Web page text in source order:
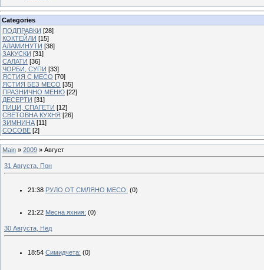
Categories
ПОДПРАВКИ [28]
КОКТЕЙЛИ [15]
АЛАМИНУТИ [38]
ЗАКУСКИ [31]
САЛАТИ [36]
ЧОРБИ, СУПИ [33]
ЯСТИЯ С МЕСО [70]
ЯСТИЯ БЕЗ МЕСО [35]
ПРАЗНИЧНО МЕНЮ [22]
ДЕСЕРТИ [31]
ПИЦИ, СПАГЕТИ [12]
СВЕТОВНА КУХНЯ [26]
ЗИМНИНА [11]
СОСОВЕ [2]
Main » 2009 » Август
31 Августа, Пон
21:38 РУЛО ОТ СМЛЯНО МЕСО: (0)
21:22 Месна яхния: (0)
30 Августа, Нед
18:54 Симидчета: (0)